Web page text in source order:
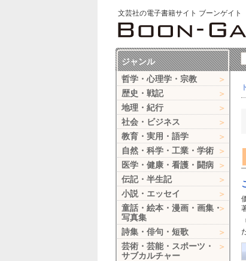
文芸社の電子書籍サイト ブーンゲイト
ジャンル
哲学・心理学・宗教
歴史・戦記
地理・紀行
社会・ビジネス
教育・実用・語学
自然・科学・工業・学術
医学・健康・看護・闘病
伝記・半生記
小説・エッセイ
童話・絵本・漫画・画集・
写真集
詩集・俳句・短歌
芸術・芸能・スポーツ・
サブカルチャー